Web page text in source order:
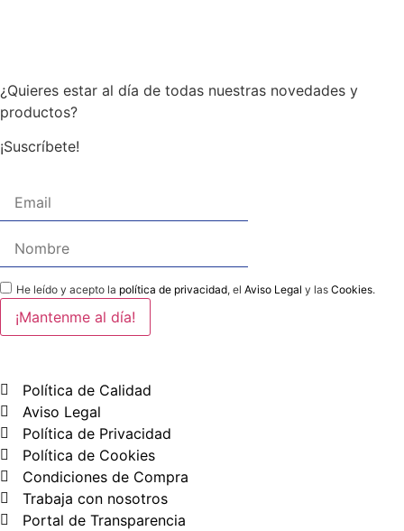
¿Quieres estar al día de todas nuestras novedades y
productos?
¡Suscríbete!
He leído y acepto la política de privacidad, el Aviso Legal y las Cookies.
Política de Calidad
Aviso Legal
Política de Privacidad
Política de Cookies
Condiciones de Compra
Trabaja con nosotros
Portal de Transparencia